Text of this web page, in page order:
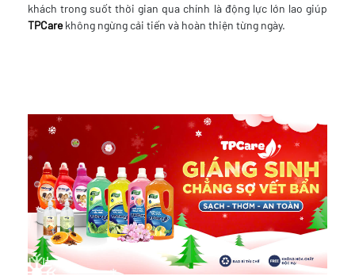
khách trong suốt thời gian qua chính là động lực lớn lao giúp
TPCarekhông ngừng cải tiến và hoàn thiện từng ngày.